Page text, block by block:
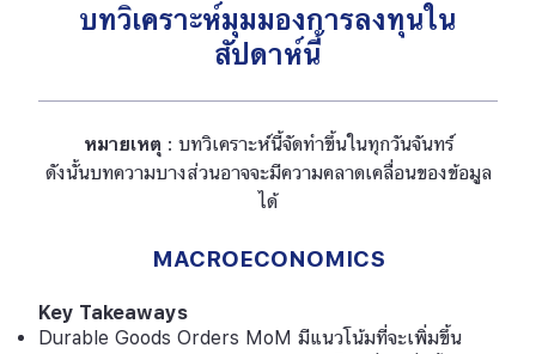
บทวิเคราะห์มุมมองการลงทุนใน
สัปดาห์นี้
หมายเหตุ : บทวิเคราะห์นี้จัดทำขึ้นในทุกวันจันทร์
ดังนั้นบทความบางส่วนอาจจะมีความคลาดเคลื่อนของข้อมูล
ได้
MACROECONOMICS
Key Takeaways
Durable Goods Orders MoM มีแนวโน้มที่จะเพิ่มขึ้น